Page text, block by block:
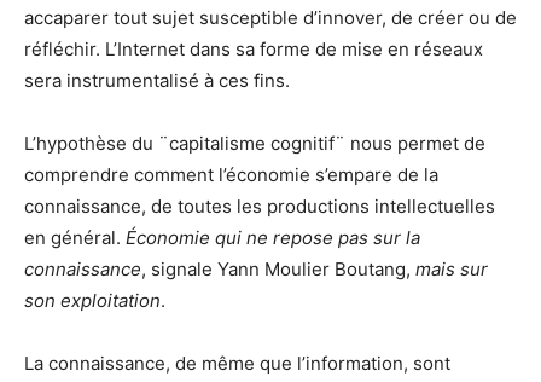
accaparer tout sujet susceptible d’innover, de créer ou de
réfléchir. L’Internet dans sa forme de mise en réseaux
sera instrumentalisé à ces fins.
L’hypothèse du ¨capitalisme cognitif¨ nous permet de
comprendre comment l’économie s’empare de la
connaissance, de toutes les productions intellectuelles
en général. Économie qui ne repose pas sur la
connaissance, signale Yann Moulier Boutang, mais sur
son exploitation.
La connaissance, de même que l’information, sont